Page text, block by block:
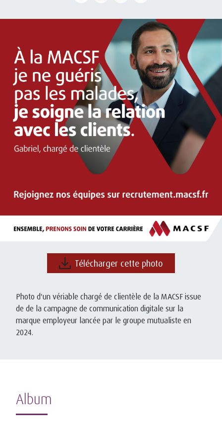
Télécharger cette photo
Photo d'un vériable chargé de clientèle de la MACSF issue
de de la campagne de communication digitale sur la
marque employeur lancée par le groupe mutualiste en
2024.
Album